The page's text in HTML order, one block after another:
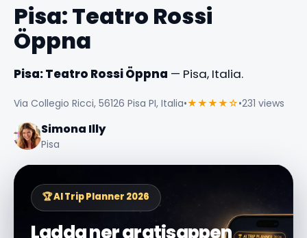
Pisa: Teatro Rossi
Öppna
Pisa: Teatro Rossi Öppna — Pisa, Italia.
Via Collegio Ricci, 56126 Pisa PI, Italia•★★★★☆•231 views
Simona Illy
Pisa
🏆 AI Trip Planner 2026
Ladda ner gratisappen